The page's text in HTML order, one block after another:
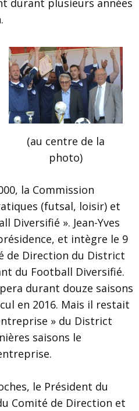
(au centre de la
photo)
la Commission
(futsal, loisir) et
Diversifié ». Jean-Yves
et intègre le 9
de Direction du District
du Football Diversifié.
durant douze saisons
en 2016. Mais il restait
» du District
saisons le
le Président du
Comité de Direction et